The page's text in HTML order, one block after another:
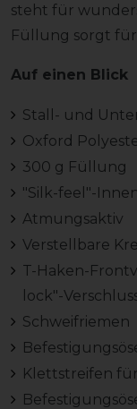
steht für
Füllung sorgt
Auf einen Blick
Stall- und
Oxford
300 g Füllung
"Silk-feel"-
Atmungsaktiv
Verstellbare
T-Haken-
lock"-
Schweifriemen
Klettstreifen